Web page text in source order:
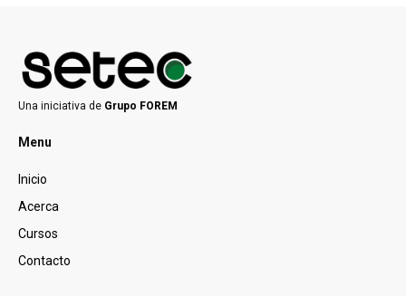
Una iniciativa de Grupo FOREM
Menu
Inicio
Acerca
Cursos
Contacto